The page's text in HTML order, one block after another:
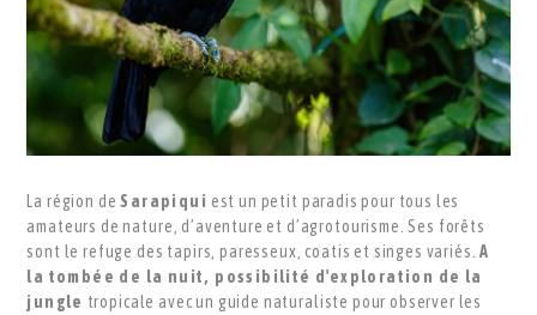
La région deSarapiqui est un petit paradis pour tous les
amateurs de nature, d’aventure et d’agrotourisme. Ses forêts
sont le refuge des tapirs, paresseux, coatis et singes variés.A
la tombée de la nuit, possibilité d'exploration de la
jungle tropicale avec un guide naturaliste pour observer les